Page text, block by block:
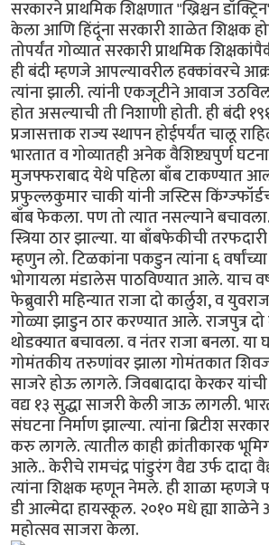
सरकारने प्राथमिक शिक्षणात "ख्रिश्चन
केला आणि हिंदूंना सरकारी शाळेत शिक्षक
तोपर्यंत गोव्यात सरकारी प्राथमिक
ही बंदी म्हणजे आपल्यावरील हक्कांवरचे
त्यांना झाली. त्यांनी एकजूटीने आवाज
होत असल्याची ती निशाणी होती. ही बंदी
प्रजासत्ताक राज्य स्थापन होईपर्यंत चालू
भारतात व गोव्यातही अनेक वैशिष्ट्यपुर्ण
मुजफ्फराबाद येथे पहिला बाँब टाकण्यात
प्रफुल्लकुमार चाकी यांनी जस्टिस
बाँब फेकला. पण तो त्यात नसल्याने बचावला.
स्त्रिया ठार झाल्या. या बाँबफेकीची
म्हणुन लो. टिळकांना पकडुन त्यांना ६
भोगायला मंडालेस पाठविण्यात आले. याच
फेब्रुवारी महिन्यात राजा दो कार्लुश, व
गोळ्या झाडुन ठार करण्यात आले. राजपुत्र
थोडक्यात बचावला. व नंतर राजा बनला. या
गोमंतकीय तरुणांवर झाला गोमंतकात
साजरे होऊ लागले. जिवबादादा केरकर यांची
वद्य १३ सुद्धा साजरी केली जाऊ लागली.
संघटना निर्माण झाल्या. त्यांना ब्रिटीश
करु लागले. त्यातील काही क्रांतीकारक
आले.. केरीचे रामचंद्र पांडुरंग वैद्य उर्फ दादा
त्यांना शिक्षक म्हणून नेमले. ही शाळा
डी आल्मेदा हायस्कूल. २०१० मधे ह्या
महोत्सव साजरा केला.